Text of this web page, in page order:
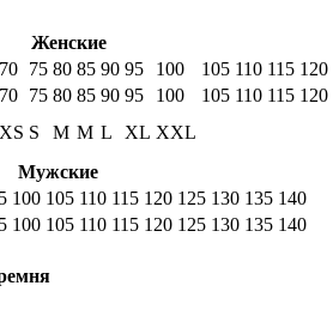
Женские
70 75 80 85 90 95 100 105 110 115 120
70 75 80 85 90 95 100 105 110 115 120
XS S M M L XL XXL
Мужские
100 105 110 115 120 125 130 135 140
100 105 110 115 120 125 130 135 140